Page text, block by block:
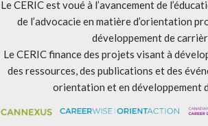
Le CERIC est voué à l’avancement de
de l’advocacie en matière d’orientation
développement de
Le CERIC finance des projets visant à
des ressources, des publications et des
orientation et en développement